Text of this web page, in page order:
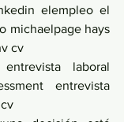
elempleo el
michaelpage hays
cv
laboral
entrevista